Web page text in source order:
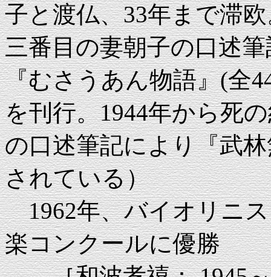
子と渡仏、33年まで滞
三番目の妻朝子の口述
『むさうあん物語』(全
を刊行。1944年から死
の口述筆記により『武
されている）
1962年、バイオリニス
楽コンクールに優勝